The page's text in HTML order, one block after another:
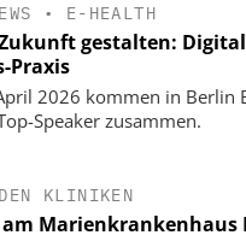
• E-HEALTH
Zukunft gestalten:
Praxis
2026 kommen in Berlin
Speaker zusammen.
KLINIKEN
am Marienkrankenhaus